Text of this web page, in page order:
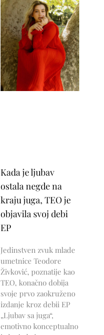
Kada je ljubav
ostala negde na
kraju juga, TEO je
objavila svoj debi
EP
Jedinstven zvuk mlade
umetnice Teodore
Živković, poznatije kao
TEO, konačno dobija
svoje prvo zaokruženo
izdanje kroz debii EP
„Ljubav sa juga“,
emotivno konceptualno